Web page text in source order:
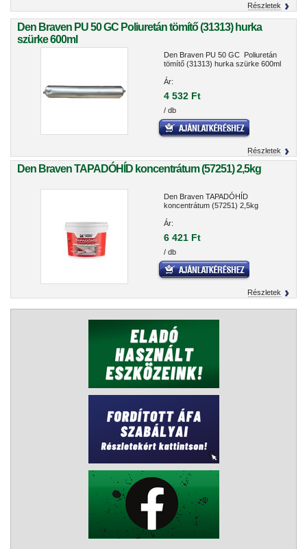
Részletek
Den Braven PU 50 GC Poliuretán tömítő (31313) hurka
szürke 600ml
Den Braven PU 50 GC Poliuretán
tömítő (31313) hurka szürke 600ml
Ár:
4 532 Ft
/ db
Részletek
Den Braven TAPADÓHÍD koncentrátum (57251) 2,5kg
Den Braven TAPADÓHÍD
koncentrátum (57251) 2,5kg
Ár:
6 421 Ft
/ db
Részletek